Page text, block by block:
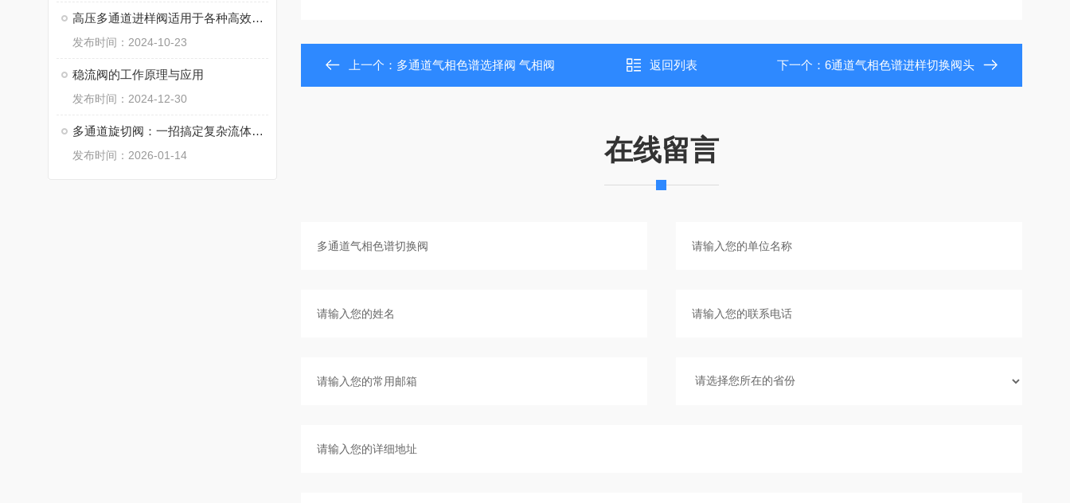
高压多通道进样阀适用于各种高效液相色谱系统
发布时间：2024-10-23
稳流阀的工作原理与应用
发布时间：2024-12-30
多通道旋切阀：一招搞定复杂流体切换难题
发布时间：2026-01-14
上一个： 多通道气相色谱选择阀 气相阀 返回列表 下一个： 6通道气相色谱进样切换阀头
在线留言